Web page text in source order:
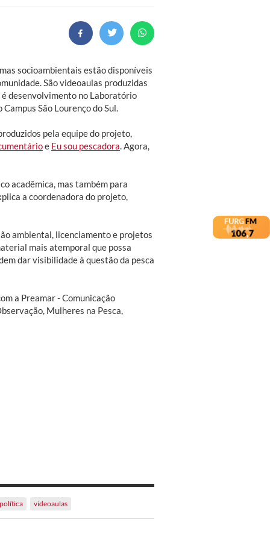
socioambientais estão disponíveis
São videoaulas produzidas
desenvolvimento no Laboratório
São Lourenço do Sul.
pela equipe do projeto,
e Eu sou pescadora . Agora,
acadêmica, mas também para
a coordenadora do projeto,
ambiental, licenciamento e projetos
mais atemporal que possa
dar visibilidade à questão da pesca
a Preamar - Comunicação
Mulheres na Pesca,
videoaulas